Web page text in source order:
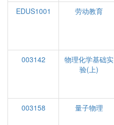
EDUS1001
劳动教育
003142
物理化学基础实
验(上)
003158 量子物理